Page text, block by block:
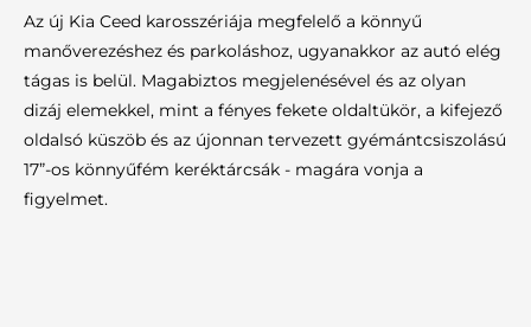
Az új Kia Ceed karosszériája megfelelő a könnyű
manőverezéshez és parkoláshoz, ugyanakkor az autó elég
tágas is belül. Magabiztos megjelenésével és az olyan
dizáj elemekkel, mint a fényes fekete oldaltükör, a kifejező
oldalsó küszöb és az újonnan tervezett gyémántcsiszolású
17”-os könnyűfém keréktárcsák - magára vonja a
figyelmet.